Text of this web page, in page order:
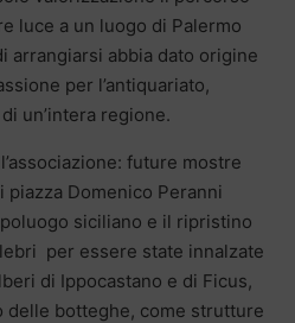
luce a un luogo di Palermo
arrangiarsi abbia dato origine
per l’antiquariato,
un’intera regione.
future mostre
piazza Domenico Peranni
siciliano e il ripristino
per essere state innalzate
di Ippocastano e di Ficus,
delle botteghe, come strutture